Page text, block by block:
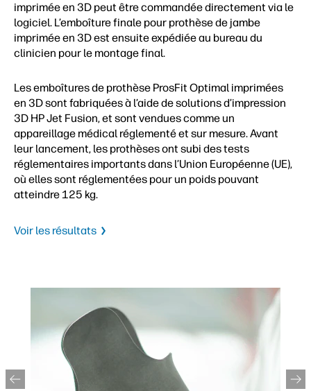
imprimée en 3D peut être commandée directement via le
logiciel. L’emboîture finale pour prothèse de jambe
imprimée en 3D est ensuite expédiée au bureau du
clinicien pour le montage final.
Les emboîtures de prothèse ProsFit Optimal imprimées
en 3D sont fabriquées à l’aide de solutions d’impression
3D HP Jet Fusion, et sont vendues comme un
appareillage médical réglementé et sur mesure. Avant
leur lancement, les prothèses ont subi des tests
réglementaires importants dans l’Union Européenne (UE),
où elles sont réglementées pour un poids pouvant
atteindre 125 kg.
Voir les résultats